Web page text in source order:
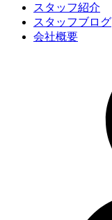
スタッフ紹介
スタッフブログ
会社概要